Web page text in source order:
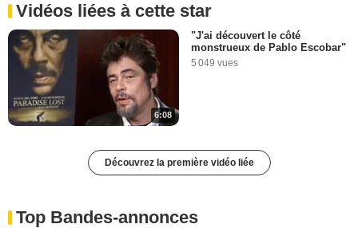
Vidéos liées à cette star
6:08
"J'ai découvert le côté
monstrueux de Pablo Escobar"
5 049 vues
Découvrez la première vidéo liée
Top Bandes-annonces